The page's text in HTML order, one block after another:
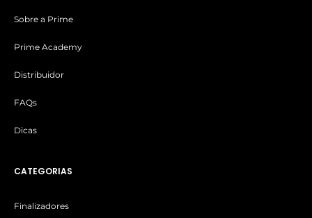
Sobre a Prime
Prime Academy
Distribuidor
FAQs
Dicas
CATEGORIAS
Finalizadores